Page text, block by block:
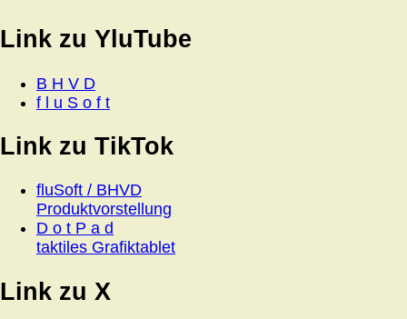
Link zu YluTube
B H V D
f l u S o f t
Link zu TikTok
fluSoft / BHVD
Produktvorstellung
D o t P a d
taktiles Grafiktablet
Link zu X